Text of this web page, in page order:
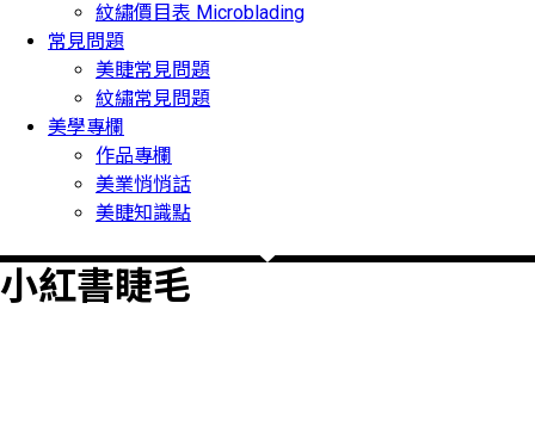
紋繡價目表 Microblading
常見問題
美睫常見問題
紋繡常見問題
美學專欄
作品專欄
美業悄悄話
美睫知識點
小紅書睫毛